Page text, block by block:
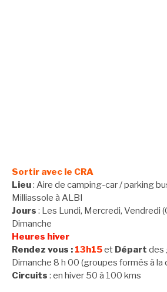
Sortir avec le CRA
Lieu: Aire de camping-car / parking
Milliassole à ALBI
Jours : Les Lundi, Mercredi, Vendredi
Dimanche
Heures hiver
Rendez vous : 13h15et Départ des
Dimanche 8 h 00 (groupes formés à la
Circuits : en hiver 50 à 100 kms